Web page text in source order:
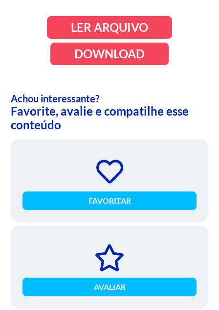
LER ARQUIVO
DOWNLOAD
Achou interessante?
Favorite, avalie e compatilhe esse
conteúdo
FAVORITAR
AVALIAR